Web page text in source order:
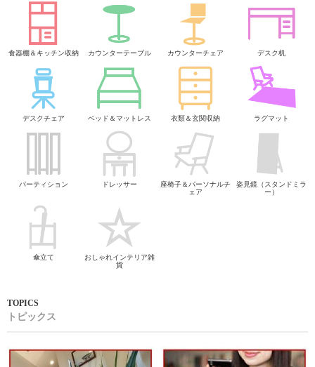
食器棚＆キッチン収納 カウンターテーブル カウンターチェア デスク机
デスクチェア ベッド＆マットレス 衣類＆玄関収納 ラグマット
パーティション ドレッサー
座椅子＆パーソナルチ
ェア
姿見鏡（スタンドミラ
ー）
傘立て
おしゃれインテリア雑
貨
トピックス